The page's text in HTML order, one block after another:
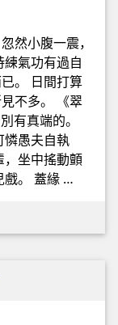
然小腹一震，
氣功有過自
。 日間打算
不多。 《翠
有真端的。
憐愚夫自執
，坐中搖動顫
戲。 蓋緣 …